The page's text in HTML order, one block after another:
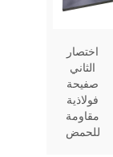
اختصار
الثاني
صفيحة
فولاذية
مقاومة
للحمض